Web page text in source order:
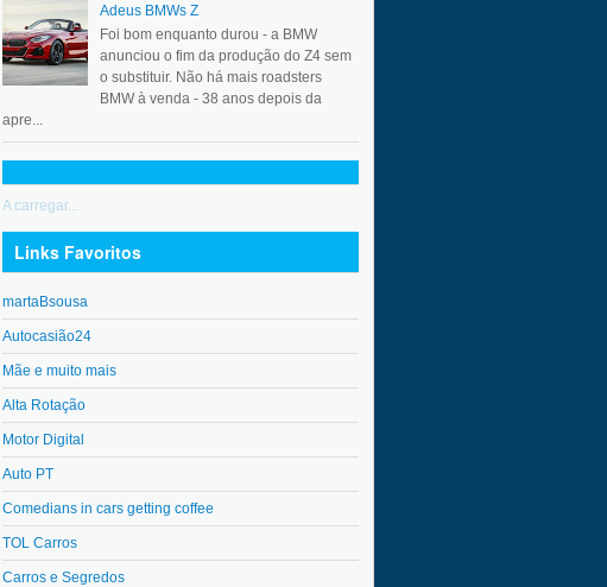
Adeus BMWs Z
Foi bom enquanto durou - a BMW
anunciou o fim da produção do Z4 sem
o substituir. Não há mais roadsters
BMW à venda - 38 anos depois da
apre...
A carregar...
Links Favoritos
martaBsousa
Autocasião24
Mãe e muito mais
Alta Rotação
Motor Digital
Auto PT
Comedians in cars getting coffee
TOL Carros
Carros e Segredos